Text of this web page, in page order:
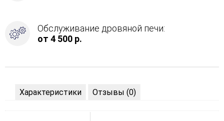
Обслуживание дровяной печи:
от 4 500 р.
Характеристики Отзывы (0)